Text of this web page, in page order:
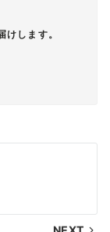
けします。